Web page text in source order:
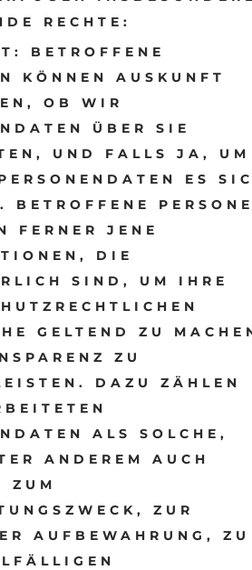
RECHTE:
BETROFFENE
KÖNNEN AUSKUNFT
OB WIR
ÜBER SIE
UND FALLS JA, UM
ES
BETROFFENE
FERNER JENE
DIE
SIND, UM IHRE
GELTEND ZU
ZU
DAZU ZÄHLEN
ALS SOLCHE,
ANDEREM AUCH
ZUM
ZUR
AUFBEWAHRUNG, ZU